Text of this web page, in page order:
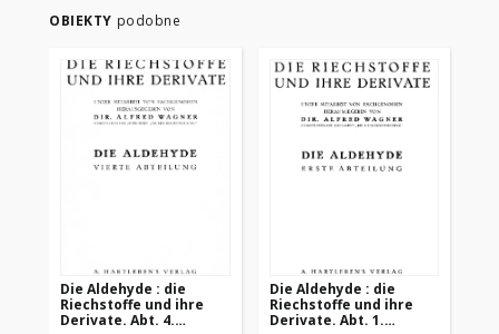
OBIEKTY podobne
Die Aldehyde : die
Riechstoffe und ihre
Derivate. Abt. 4.
Die Aldehyde : die
Riechstoffe und ihre
Derivate. Abt. 1.